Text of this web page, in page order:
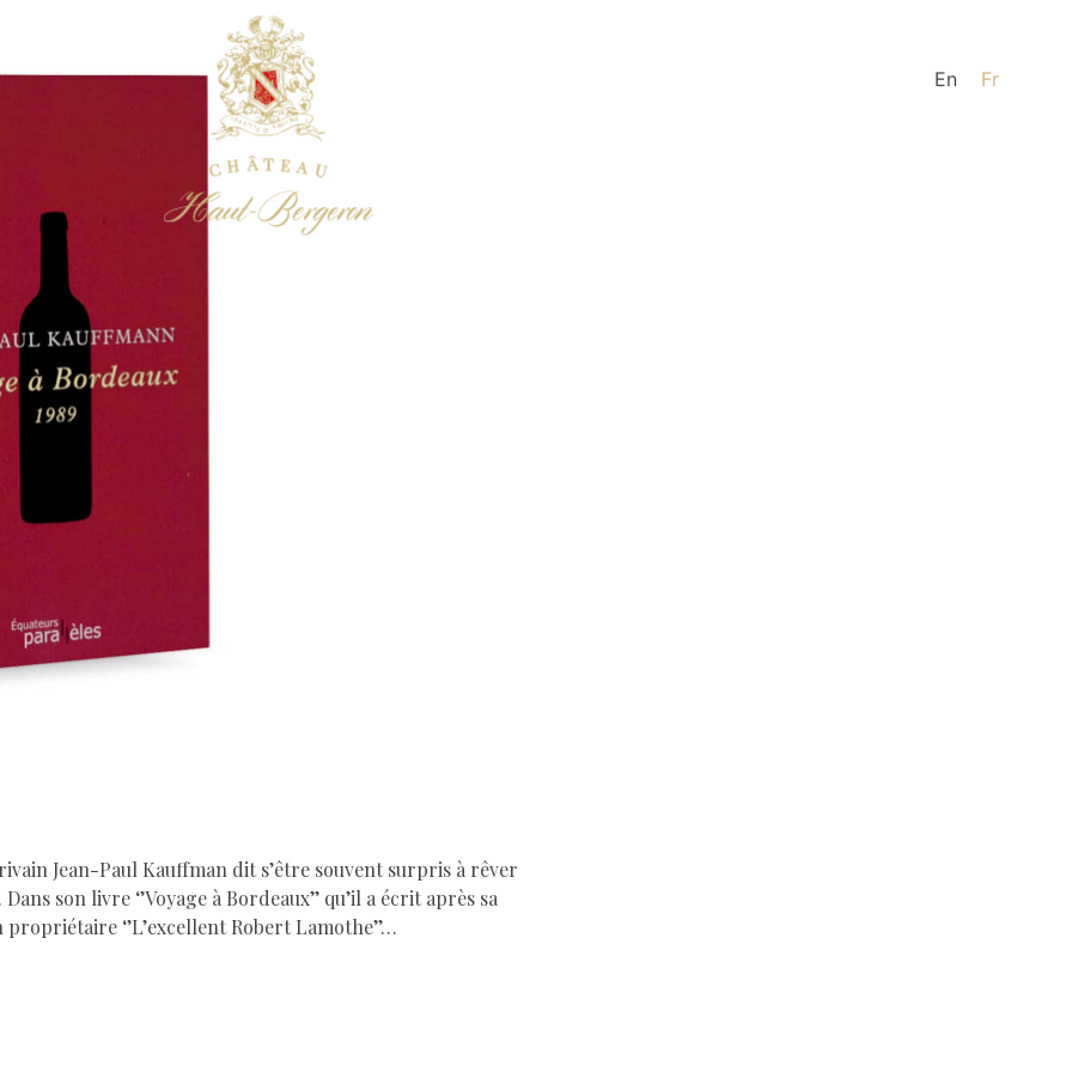
En Fr
Jean-Paul Kauffman dit s’être souvent surpris à rêver
son livre ‘’Voyage à Bordeaux’’ qu’il a écrit après sa
‘’L’excellent Robert Lamothe’’…